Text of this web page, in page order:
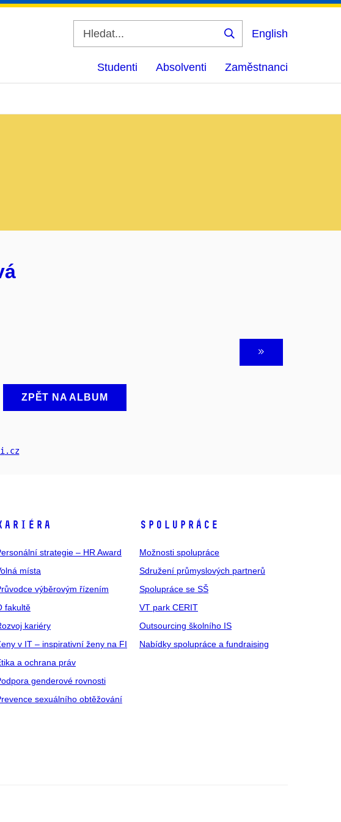
Vyhledat
English
Studenti Absolventi Zaměstnanci
ZPĚT NA ALBUM
.cz
strategie – HR Award
místa
výběrovým řízením
fakultě
kariéry
v IT – inspirativní ženy na FI
a ochrana práv
genderové rovnosti
sexuálního obtěžování
SPOLUPRÁCE
Možnosti spolupráce
Sdružení průmyslových partnerů
Spolupráce se SŠ
VT park CERIT
Outsourcing školního IS
Nabídky spolupráce a fundraising